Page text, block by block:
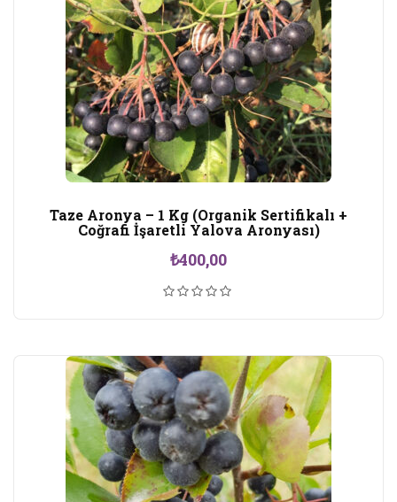
Taze Aronya – 1 Kg (Organik Sertifikalı +
Coğrafi İşaretli Yalova Aronyası)
₺400,00